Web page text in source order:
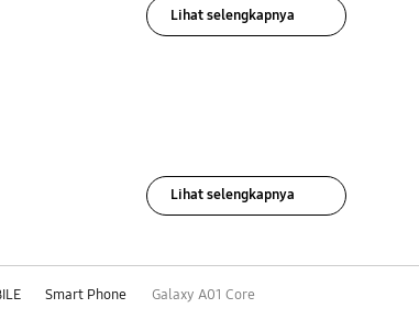
Lihat selengkapnya
Lihat selengkapnya
Smart Phone Galaxy A01 Core